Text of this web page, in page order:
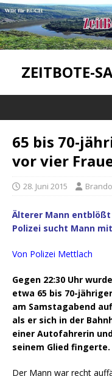
ZEITBOTE-
65 bis 70-
vor vier
28. Juni 2015
Älterer Mann
Polizei sucht Mann
Von Polizei Mettlach
Gegen 22:30 Uhr
etwa 65 bis 70-
am Samstagabend
als er sich in der
einer Autofahrerin
seinem Glied fingerte.
Der Mann war recht